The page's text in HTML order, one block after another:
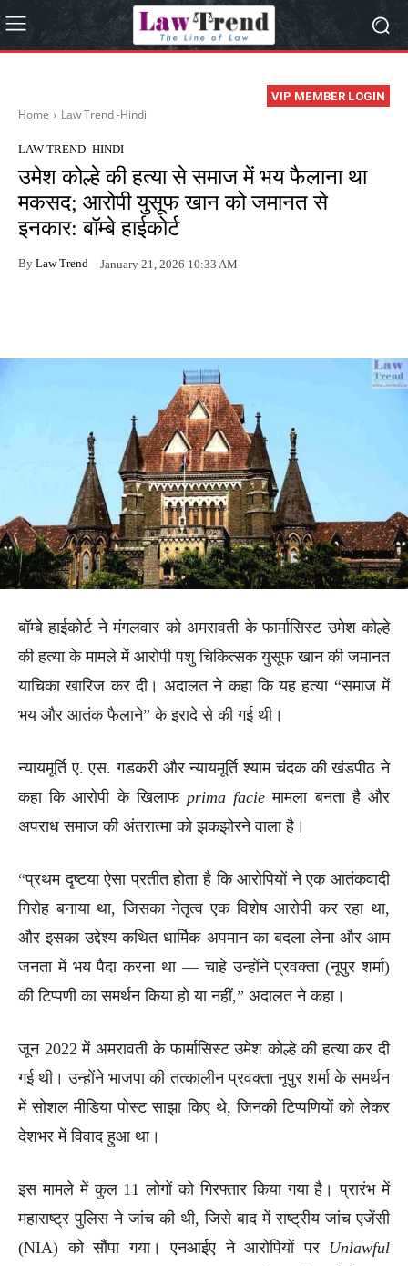
VIP MEMBER LOGIN
Home Law Trend -Hindi
LAW TREND -HINDI
उमेश कोल्हे की हत्या से समाज में भय फैलाना था
मकसद; आरोपी युसूफ खान को जमानत से
इनकार: बॉम्बे हाईकोर्ट
By Law Trend January 21, 2026 10:33 AM
बॉम्बे हाईकोर्ट ने मंगलवार को अमरावती के फार्मासिस्ट उमेश कोल्हे
की हत्या के मामले में आरोपी पशु चिकित्सक युसूफ खान की जमानत
याचिका खारिज कर दी। अदालत ने कहा कि यह हत्या “समाज में
भय और आतंक फैलाने” के इरादे से की गई थी।
न्यायमूर्ति ए. एस. गडकरी और न्यायमूर्ति श्याम चंदक की खंडपीठ ने
कहा कि आरोपी के खिलाफ prima facie मामला बनता है और
अपराध समाज की अंतरात्मा को झकझोरने वाला है।
“प्रथम दृष्टया ऐसा प्रतीत होता है कि आरोपियों ने एक आतंकवादी
गिरोह बनाया था, जिसका नेतृत्व एक विशेष आरोपी कर रहा था,
और इसका उद्देश्य कथित धार्मिक अपमान का बदला लेना और आम
जनता में भय पैदा करना था — चाहे उन्होंने प्रवक्ता (नूपुर शर्मा)
की टिप्पणी का समर्थन किया हो या नहीं,” अदालत ने कहा।
जून 2022 में अमरावती के फार्मासिस्ट उमेश कोल्हे की हत्या कर दी
गई थी। उन्होंने भाजपा की तत्कालीन प्रवक्ता नूपुर शर्मा के समर्थन
में सोशल मीडिया पोस्ट साझा किए थे, जिनकी टिप्पणियों को लेकर
देशभर में विवाद हुआ था।
इस मामले में कुल 11 लोगों को गिरफ्तार किया गया है। प्रारंभ में
महाराष्ट्र पुलिस ने जांच की थी, जिसे बाद में राष्ट्रीय जांच एजेंसी
(NIA) को सौंपा गया। एनआईए ने आरोपियों पर Unlawful